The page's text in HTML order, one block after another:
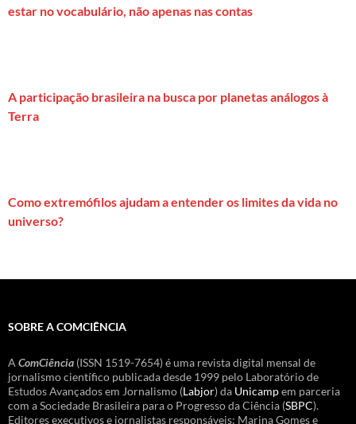
estar no vocabulário, não apenas nas contas
A participação brasileira na busca por planetas análogos à
Terra
Como extremófilos ajudam a entender os limites da vida no
universo?
SOBRE A COMCIÊNCIA
A ComCiência (ISSN 1519-7654) é uma revista digital mensal de
jornalismo científico publicada desde 1999 pelo Laboratório de
Estudos Avançados em Jornalismo (Labjor) da Unicampem parceria
com a Sociedade Brasileira para o Progresso da Ciência (SBPC).
Editores executivos e jornalistas responsáveis: Marina Gomes e